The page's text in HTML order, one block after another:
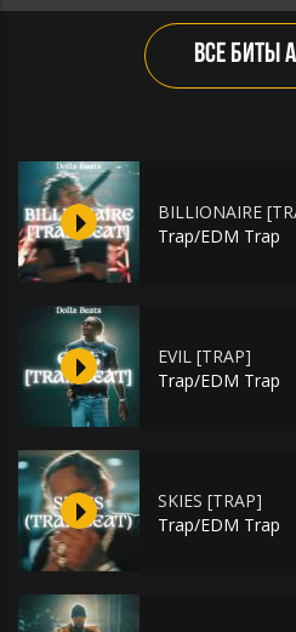
ВСЕ БИТЫ
BILLIONAIRE
Trap/EDM Trap
EVIL [TRAP]
Trap/EDM Trap
SKIES [TRAP]
Trap/EDM Trap